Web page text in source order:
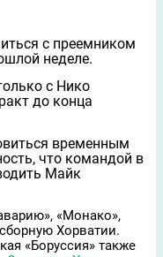
с преемником
неделе.
с Нико
до конца
временным
что командой в
Майк
«Монако»,
Хорватии.
«Боруссия» также